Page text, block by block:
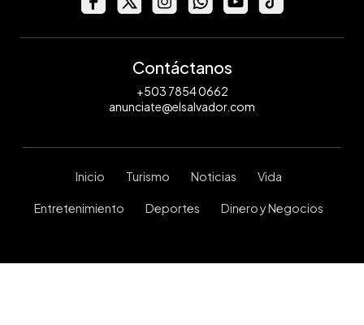
Contáctanos
+503 7854 0662
anunciate@elsalvador.com
Inicio Turismo Noticias Vida
Entretenimiento Deportes Dinero y Negocios